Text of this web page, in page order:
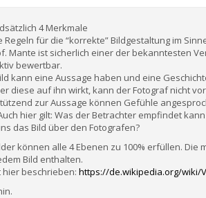
4 Merkmale
Regeln für die “korrekte” Bildgestaltung im
Mante ist sicherlich einer der bekanntesten
bewertbar.
kann eine Aussage haben und eine
diese auf ihn wirkt, kann der Fotograf nicht
zur Aussage können Gefühle
hier gilt: Was der Betrachter empfindet
das Bild über den Fotografen?
können alle 4 Ebenen zu 100% erfüllen.
Bild enthalten.
hier beschrieben: https://de.wikipedia.org/wiki/